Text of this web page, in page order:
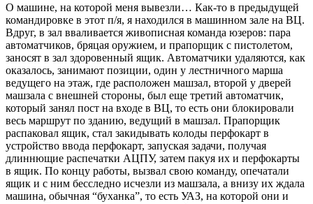
О машине, на которой меня вывезли… Как-то в предыдущей
командировке в этот п/я, я находился в машинном зале на ВЦ.
Вдруг, в зал вваливается живописная команда юзеров: пара
автоматчиков, бряцая оружием, и прапорщик с пистолетом,
заносят в зал здоровенный ящик. Автоматчики удаляются, как
оказалось, занимают позиции, один у лестничного марша
ведущего на этаж, где расположен машзал, второй у дверей
машзала с внешней стороны, был еще третий автоматчик,
который занял пост на входе в ВЦ, то есть они блокировали
весь маршрут по зданию, ведущий в машзал. Прапорщик
распаковал ящик, стал закидывать колоды перфокарт в
устройство ввода перфокарт, запуская задачи, получая
длиннющие распечатки АЦПУ, затем пакуя их и перфокарты
в ящик. По концу работы, вызвал свою команду, опечатали
ящик и с ним бесследно исчезли из машзала, а внизу их ждала
машина, обычная “буханка”, то есть УАЗ, на которой они и